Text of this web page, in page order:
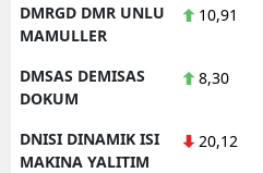
DMRGD DMR UNLU
MAMULLER
10,91
DMSAS DEMISAS
DOKUM
8,30
DNISI DINAMIK ISI
MAKINA YALITIM
20,12